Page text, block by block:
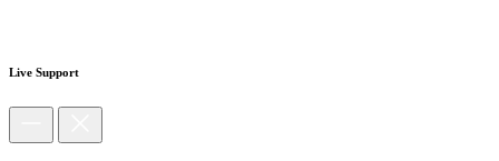
Live Support